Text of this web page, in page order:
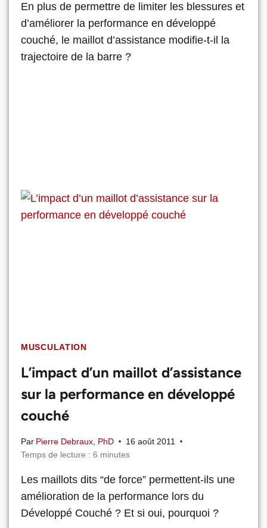
En plus de permettre de limiter les blessures et
d’améliorer la performance en développé
couché, le maillot d’assistance modifie-t-il la
trajectoire de la barre ?
MUSCULATION
L’impact d’un maillot d’assistance
sur la performance en développé
couché
Par Pierre Debraux, PhD
16 août 2011
Temps de lecture : 6 minutes
Les maillots dits “de force” permettent-ils une
amélioration de la performance lors du
Développé Couché ? Et si oui, pourquoi ?